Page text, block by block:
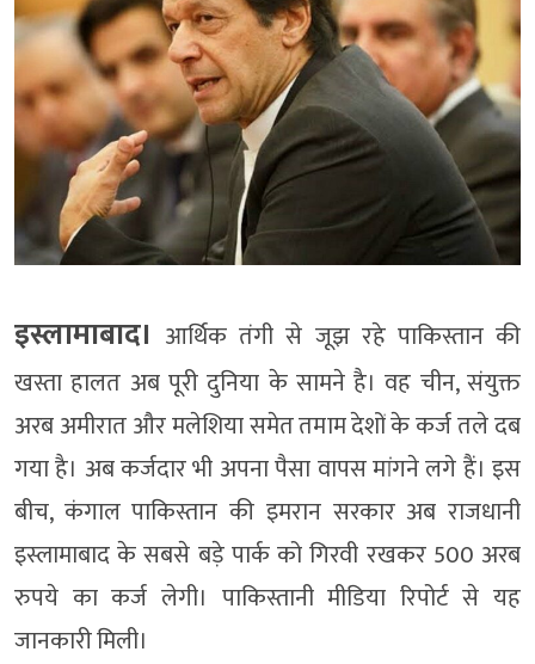
इस्लामाबाद। आर्थिक तंगी से जूझ रहे पाकिस्तान की
खस्ता हालत अब पूरी दुनिया के सामने है। वह चीन, संयुक्त
अरब अमीरात और मलेशिया समेत तमाम देशों के कर्ज तले दब
गया है। अब कर्जदार भी अपना पैसा वापस मांगने लगे हैं। इस
बीच, कंगाल पाकिस्तान की इमरान सरकार अब राजधानी
इस्लामाबाद के सबसे बड़े पार्क को गिरवी रखकर 500 अरब
रुपये का कर्ज लेगी। पाकिस्तानी मीडिया रिपोर्ट से यह
जानकारी मिली।